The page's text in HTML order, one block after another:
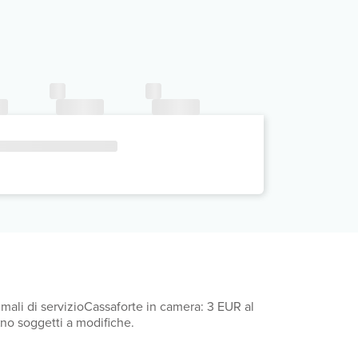
di servizioCassaforte in camera: 3 EUR al
soggetti a modifiche.